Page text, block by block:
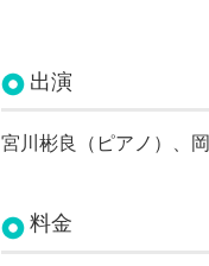
出演
宮川彬良（ピアノ）、
料金